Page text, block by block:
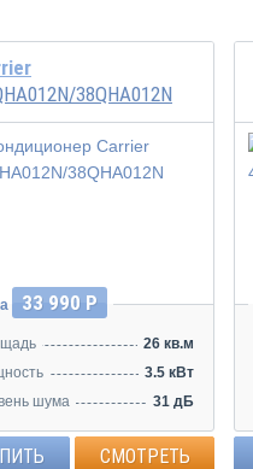
38QHA012N
33 990 Р
26 кв.м
3.5 кВт
шума
31 дБ
СМОТРЕТЬ